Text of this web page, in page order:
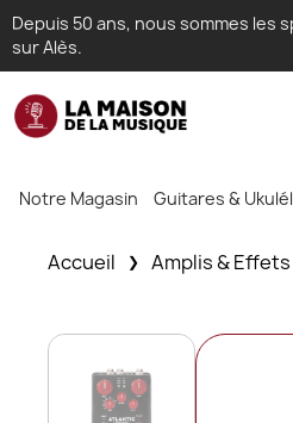
Depuis 50 ans, nous sommes les
sur Alès.
Notre Magasin Guitares &
Accueil Amplis & Effets